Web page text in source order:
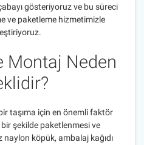
gösteriyoruz ve bu süreci
ve paketleme hizmetimizle
Montaj Neden
taşıma için en önemli faktör
şekilde paketlenmesi ve
köpük, ambalaj kağıdı